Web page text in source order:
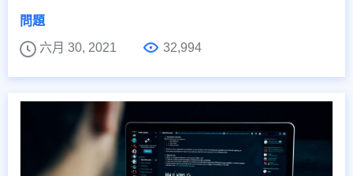
問題
六月 30, 2021
32,994